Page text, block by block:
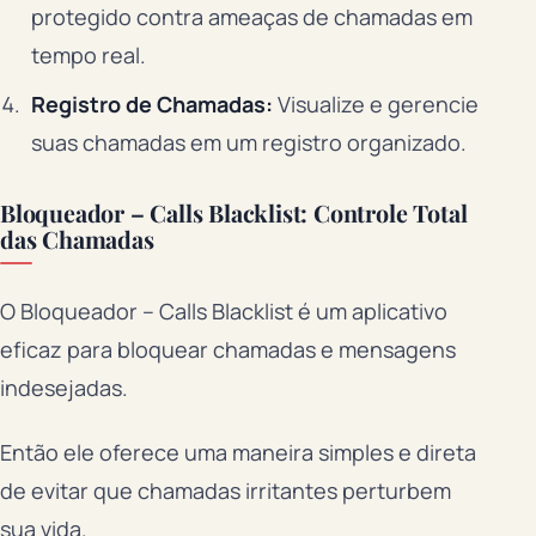
protegido contra ameaças de chamadas em
tempo real.
Registro de Chamadas: Visualize e gerencie
suas chamadas em um registro organizado.
Bloqueador – Calls Blacklist: Controle Total
das Chamadas
O Bloqueador – Calls Blacklist é um aplicativo
eficaz para bloquear chamadas e mensagens
indesejadas.
Então ele oferece uma maneira simples e direta
de evitar que chamadas irritantes perturbem
sua vida.